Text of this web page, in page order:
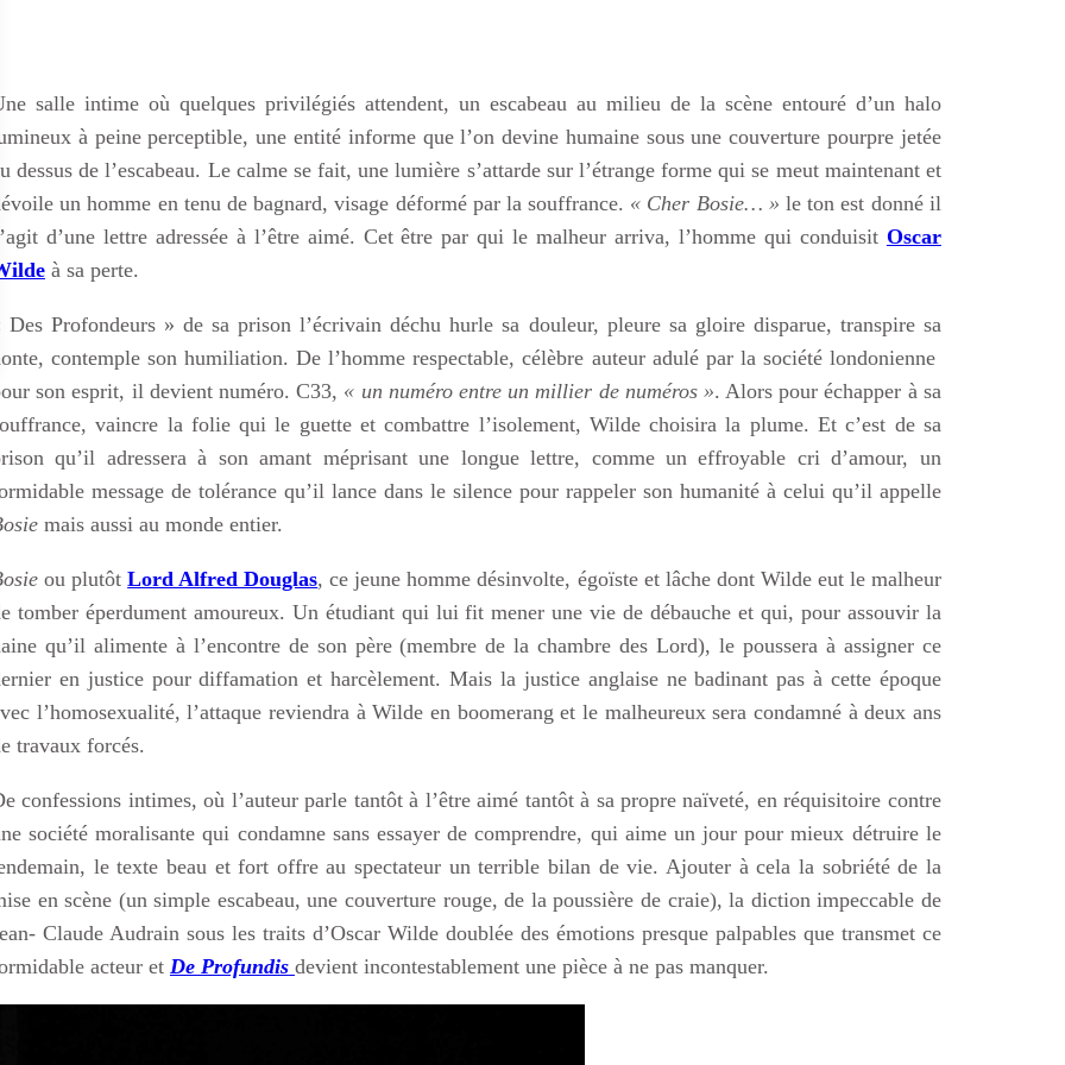
salle intime où quelques privilégiés attendent, un escabeau au milieu de la scène entouré d’un halo
à peine perceptible, une entité informe que l’on devine humaine sous une couverture pourpre jetée
dessus de l’escabeau. Le calme se fait, une lumière s’attarde sur l’étrange forme qui se meut maintenant et
un homme en tenu de bagnard, visage déformé par la souffrance. « Cher Bosie… » le ton est donné il
d’une lettre adressée à l’être aimé. Cet être par qui le malheur arriva, l’homme qui conduisit Oscar
à sa perte.
Des Profondeurs » de sa prison l’écrivain déchu hurle sa douleur, pleure sa gloire disparue, transpire sa
contemple son humiliation. De l’homme respectable, célèbre auteur adulé par la société londonienne
son esprit, il devient numéro. C33, « un numéro entre un millier de numéros ». Alors pour échapper à sa
vaincre la folie qui le guette et combattre l’isolement, Wilde choisira la plume. Et c’est de sa
qu’il adressera à son amant méprisant une longue lettre, comme un effroyable cri d’amour, un
message de tolérance qu’il lance dans le silence pour rappeler son humanité à celui qu’il appelle
mais aussi au monde entier.
ou plutôtLord Alfred Douglas, ce jeune homme désinvolte, égoïste et lâche dont Wilde eut le malheur
tomber éperdument amoureux. Un étudiant qui lui fit mener une vie de débauche et qui, pour assouvir la
qu’il alimente à l’encontre de son père (membre de la chambre des Lord), le poussera à assigner ce
en justice pour diffamation et harcèlement. Mais la justice anglaise ne badinant pas à cette époque
l’homosexualité, l’attaque reviendra à Wilde en boomerang et le malheureux sera condamné à deux ans
travaux forcés.
confessions intimes, où l’auteur parle tantôt à l’être aimé tantôt à sa propre naïveté, en réquisitoire contre
société moralisante qui condamne sans essayer de comprendre, qui aime un jour pour mieux détruire le
le texte beau et fort offre au spectateur un terrible bilan de vie. Ajouter à cela la sobriété de la
en scène (un simple escabeau, une couverture rouge, de la poussière de craie), la diction impeccable de
Claude Audrain sous les traits d’Oscar Wilde doublée des émotions presque palpables que transmet ce
acteur et De Profundis devient incontestablement une pièce à ne pas manquer.